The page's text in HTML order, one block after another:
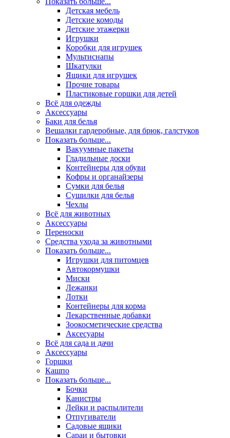
Детская мебель
Детские комоды
Детские этажерки
Игрушки
Коробки для игрушек
Мультиснапы
Шкатулки
Ящики для игрушек
Прочие товары
Пластиковые горшки для детей
Всё для одежды
Аксессуары
Баки для белья
Вешалки гардеробные, для брюк, галстуков
Показать больше...
Вакуумные пакеты
Гладильные доски
Контейнеры для обуви
Кофры и органайзеры
Сумки для белья
Сушилки для белья
Чехлы
Всё для животных
Аксесcуары
Переноски
Средства ухода за животными
Показать больше...
Игрушки для питомцев
Автокормушки
Миски
Лежанки
Лотки
Контейнеры для корма
Лекарственные добавки
Зоокосметические средства
Аксесуары
Всё для сада и дачи
Аксессуары
Горшки
Кашпо
Показать больше...
Бочки
Канистры
Лейки и распылители
Отпугиватели
Садовые ящики
Сараи и бытовки